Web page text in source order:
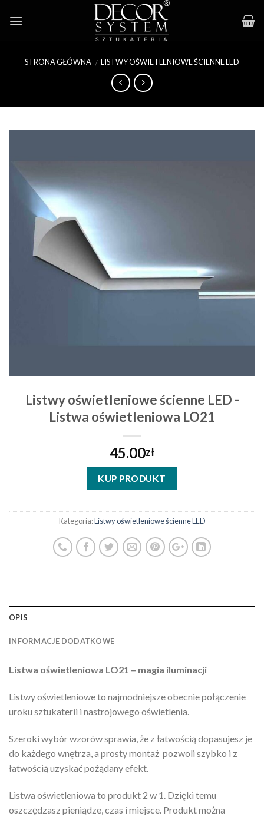
STRONA GŁÓWNA / LISTWY OŚWIETLENIOWE ŚCIENNE LED
Listwy oświetleniowe ścienne LED -
Listwa oświetleniowa LO21
45.00zł
KUP PRODUKT
Kategoria:Listwy oświetleniowe ścienne LED
OPIS
INFORMACJE DODATKOWE
Listwa oświetleniowa LO21 – magia iluminacji
Listwy oświetleniowe to najmodniejsze obecnie połączenie
uroku sztukaterii i nastrojowego oświetlenia.
Szeroki wybór wzorów sprawia, że z łatwością dopasujesz je
do każdego wnętrza, a prosty montaż pozwoli szybko i z
łatwością uzyskać pożądany efekt.
Listwa oświetleniowa to produkt 2 w 1. Dzięki temu
oszczędzasz pieniądze, czas i miejsce. Produkt można